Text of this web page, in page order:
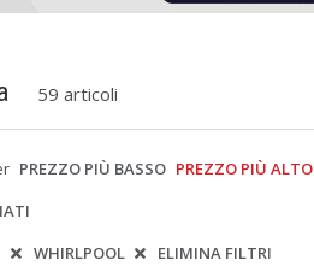
59 articoli
PREZZO PIÙ BASSO PREZZO PIÙ ALTO
WHIRLPOOL ELIMINA FILTRI